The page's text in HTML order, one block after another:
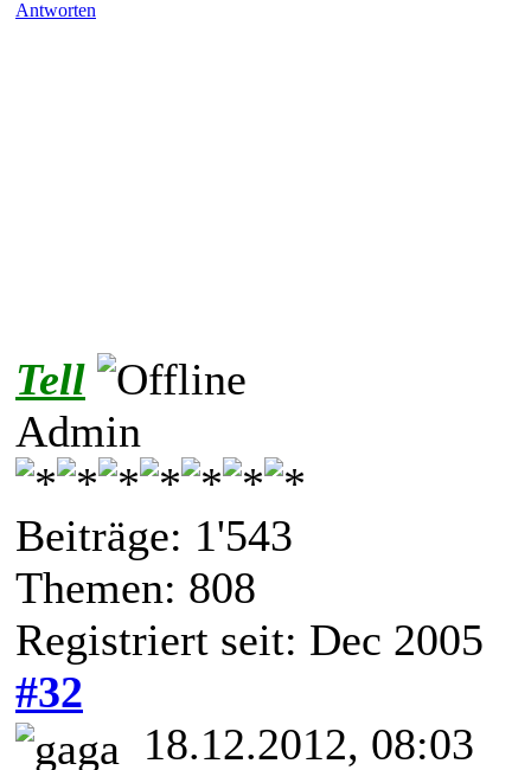
Antworten
Tell
Admin
Beiträge: 1'543
Themen: 808
Registriert seit: Dec 2005
#32
18.12.2012, 08:03